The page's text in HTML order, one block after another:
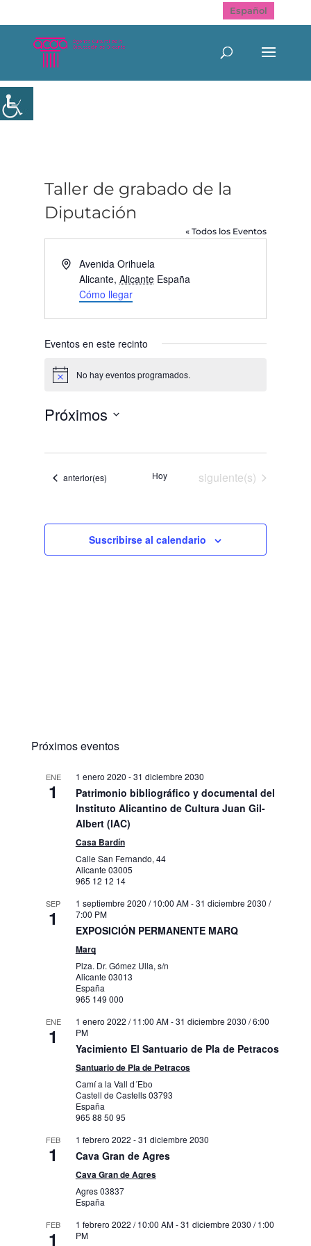
Español
Taller de grabado de la
Diputación
« Todos los Eventos
Dirección
Avenida Orihuela
Alicante, Alicante España
Cómo llegar
Eventos en este recinto
Aviso No hay eventos programados.
Próximos
Eventos
anterior(es) Hoy Eventos
siguiente(s)
Suscribirse al calendario
Próximos eventos
ENE
1
1 enero 2020 -31 diciembre 2030
Patrimonio bibliográfico y documental del
Instituto Alicantino de Cultura Juan Gil-
Albert (IAC)
Casa Bardín
Calle San Fernando, 44
Alicante 03005
965 12 12 14
SEP
1
1 septiembre 2020 / 10:00 AM-31 diciembre 2030 /
7:00 PM
EXPOSICIÓN PERMANENTE MARQ
Marq
Plza. Dr. Gómez Ulla, s/n
Alicante 03013
España
965 149 000
ENE
1
1 enero 2022 / 11:00 AM-31 diciembre 2030 / 6:00
PM
Yacimiento El Santuario de Pla de Petracos
Santuario de Pla de Petracos
Camí a la Vall d´Ebo
Castell de Castells03793
España
965 88 50 95
FEB
1
1 febrero 2022 -31 diciembre 2030
Cava Gran de Agres
Cava Gran de Agres
Agres03837
España
FEB
1
1 febrero 2022 / 10:00 AM-31 diciembre 2030 / 1:00
PM